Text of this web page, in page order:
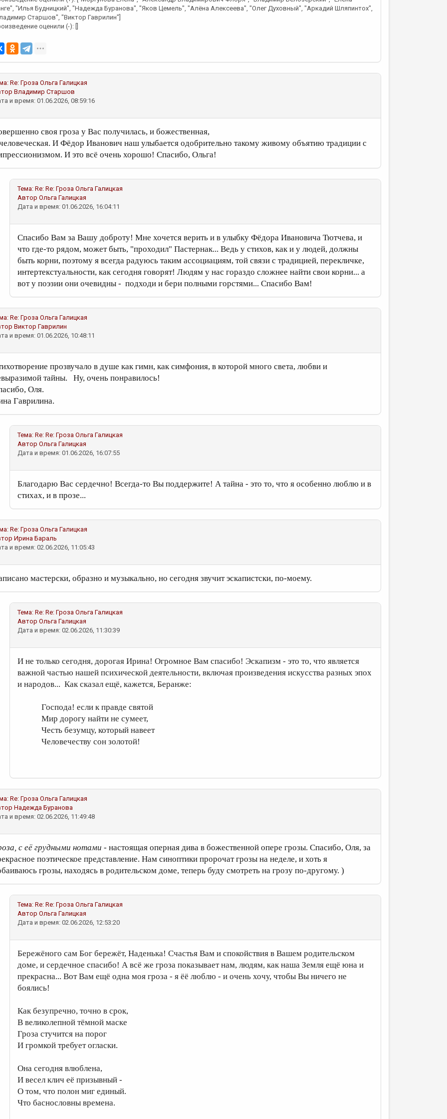
"Илья Будницкий", "Надежда Буранова", "Яков Цемель", "Алёна Алексеева", "Олег Духовный", "Аркадий Шляпинтох",
Старшов", "Виктор Гаврилин"]
оценили (-): []
Re: Гроза Ольга Галицкая
Владимир Старшов
и время: 01.06.2026, 08:59:16
своя гроза у Вас получилась, и божественная,
И Фёдор Иванович наш улыбается одобрительно такому живому объятию традиции с
И это всё очень хорошо! Спасибо, Ольга!
Тема: Re: Re: Гроза Ольга Галицкая
Автор Ольга Галицкая
Дата и время: 01.06.2026, 16:04:11
Спасибо Вам за Вашу доброту! Мне хочется верить и в улыбку Фёдора Ивановича Тютчева, и
что где-то рядом, может быть, "проходил" Пастернак... Ведь у стихов, как и у людей, должны
быть корни, поэтому я всегда радуюсь таким ассоциациям, той связи с традицией, перекличке,
интертекстуальности, как сегодня говорят! Людям у нас гораздо сложнее найти свои корни... а
вот у поэзии они очевидны - подходи и бери полными горстями... Спасибо Вам!
Re: Гроза Ольга Галицкая
Виктор Гаврилин
и время: 01.06.2026, 10:48:11
прозвучало в душе как гимн, как симфония, в которой много света, любви и
тайны. Ну, очень понравилось!
Оля.
Гаврилина.
Тема: Re: Re: Гроза Ольга Галицкая
Автор Ольга Галицкая
Дата и время: 01.06.2026, 16:07:55
Благодарю Вас сердечно! Всегда-то Вы поддержите! А тайна - это то, что я особенно люблю и в
стихах, и в прозе...
Re: Гроза Ольга Галицкая
Ирина Бараль
и время: 02.06.2026, 11:05:43
мастерски, образно и музыкально, но сегодня звучит эскапистски, по-моему.
Тема: Re: Re: Гроза Ольга Галицкая
Автор Ольга Галицкая
Дата и время: 02.06.2026, 11:30:39
И не только сегодня, дорогая Ирина! Огромное Вам спасибо! Эскапизм - это то, что является
важной частью нашей психической деятельности, включая произведения искусства разных эпох
и народов... Как сказал ещё, кажется, Беранже:
Господа! если к правде святой
Мир дорогу найти не сумеет,
Честь безумцу, который навеет
Человечеству сон золотой!
Re: Гроза Ольга Галицкая
Надежда Буранова
и время: 02.06.2026, 11:49:48
с её грудными нотами - настоящая оперная дива в божественной опере грозы. Спасибо, Оля, за
поэтическое представление. Нам синоптики пророчат грозы на неделе, и хоть я
грозы, находясь в родительском доме, теперь буду смотреть на грозу по-другому. )
Тема: Re: Re: Гроза Ольга Галицкая
Автор Ольга Галицкая
Дата и время: 02.06.2026, 12:53:20
Бережёного сам Бог бережёт, Наденька! Счастья Вам и спокойствия в Вашем родительском
доме, и сердечное спасибо! А всё же гроза показывает нам, людям, как наша Земля ещё юна и
прекрасна... Вот Вам ещё одна моя гроза - я ёё люблю - и очень хочу, чтобы Вы ничего не
боялись!
Как безупречно, точно в срок,
В великолепной тёмной маске
Гроза стучится на порог
И громкой требует огласки.
Она сегодня влюблена,
И весел клич её призывный -
О том, что полон миг единый.
Что баснословны времена.